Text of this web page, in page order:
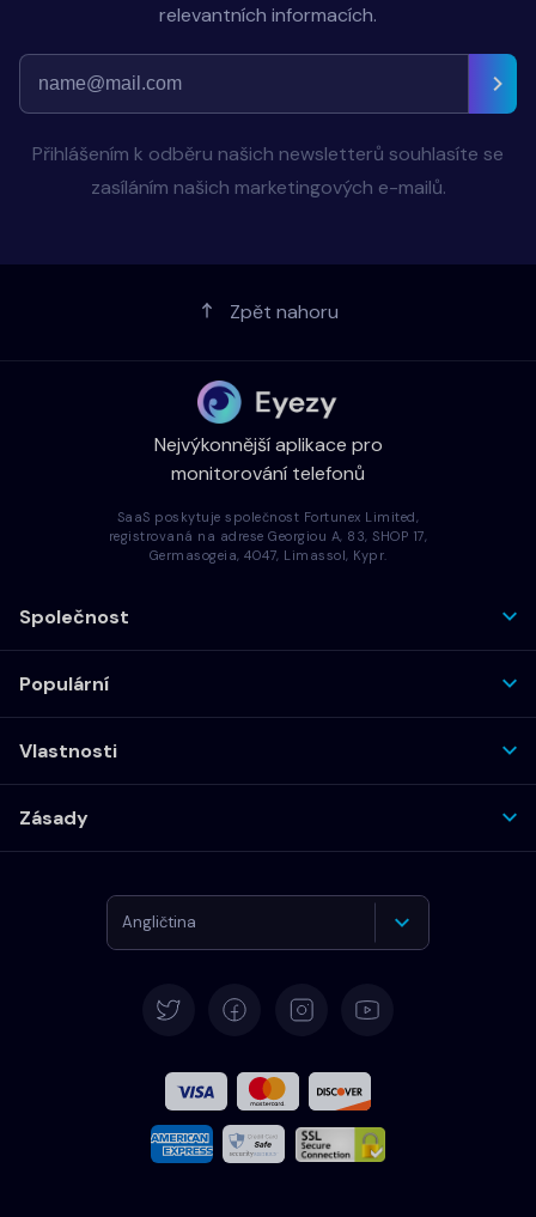
relevantních informacích.
Přihlášením k odběru našich newsletterů souhlasíte se
zasíláním našich marketingových e-mailů.
Zpět nahoru
Nejvýkonnější aplikace pro
monitorování telefonů
SaaS poskytuje společnost Fortunex Limited,
registrovaná na adrese Georgiou A, 83, SHOP 17,
Germasogeia, 4047, Limassol, Kypr.
Společnost
Populární
Vlastnosti
Zásady
Angličtina
Francouzština
Italština